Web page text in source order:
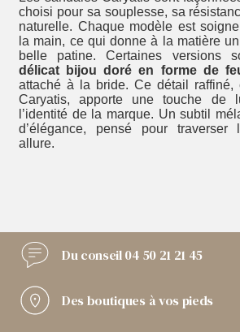
choisi pour sa souplesse, sa
naturelle. Chaque modèle est
la main, ce qui donne à la matière
belle patine. Certaines versions
délicat bijou doré en forme de
attaché à la bride. Ce détail
Caryatis, apporte une touche de
l’identité de la marque. Un subtil
d’élégance, pensé pour
allure.
Du conseil04 50 21 21 45
Des boutiques à vos pieds